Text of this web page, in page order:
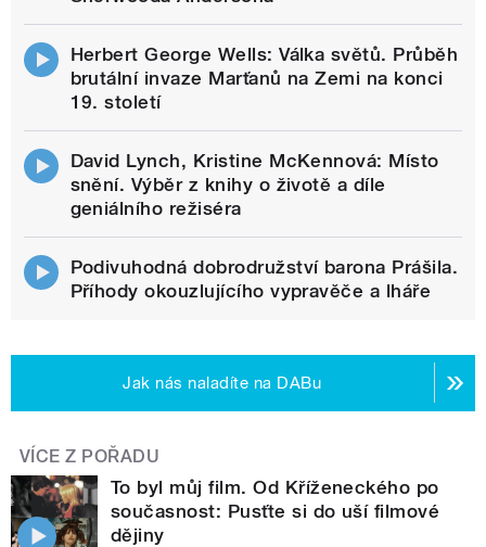
Herbert George Wells: Válka světů. Průběh
brutální invaze Marťanů na Zemi na konci
19. století
David Lynch, Kristine McKennová: Místo
snění. Výběr z knihy o životě a díle
geniálního režiséra
Podivuhodná dobrodružství barona Prášila.
Příhody okouzlujícího vypravěče a lháře
Jak nás naladíte na DABu
VÍCE Z POŘADU
To byl můj film. Od Kříženeckého po
současnost: Pusťte si do uší filmové
dějiny